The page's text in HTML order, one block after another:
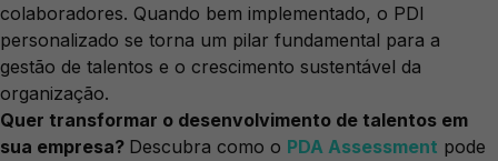
colaboradores. Quando bem implementado, o PDI
personalizado se torna um pilar fundamental para a
gestão de talentos e o crescimento sustentável da
organização.
Quer transformar o desenvolvimento de talentos em
sua empresa? Descubra como o PDA Assessment pode